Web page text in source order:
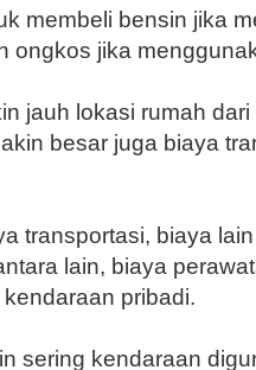
membeli bensin jika
ongkos jika
jauh lokasi rumah
besar juga biaya
transportasi, biaya
lain, biaya
pribadi.
sering kendaraan